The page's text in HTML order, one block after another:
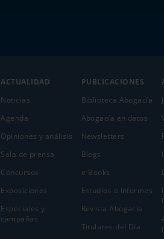
ACTUALIDAD
Noticias
Agenda
Opiniones y análisis
Sala de prensa
Concursos
Exposiciones
Especiales y
campañas
PUBLICACIONES
Biblioteca Abogacía
Abogacía en datos
Newsletters
Blogs
e-Books
Estudios e Informes
Revista Abogacía
Titulares del Día